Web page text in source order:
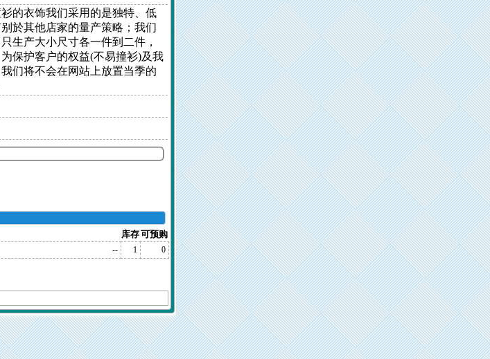
的衣饰我们采用的是独特、低
於其他店家的量产策略；我们
生产大小尺寸各一件到二件，
保护客户的权益(不易撞衫)及我
们将不会在网站上放置当季的
库存可预购
-- 1 0